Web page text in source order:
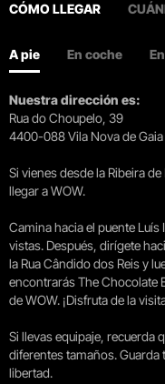
CÓMO LLEGAR
A pie En coche
Nuestra dirección es:
Rua do Choupelo, 39
4400-088 Vila Nova de Gaia
Si vienes desde la Ribeira
llegar a WOW.
Camina hacia el puente
vistas. Después, dirígete
la Rua Cândido dos Reis y
encontrarás The Chocolate
de WOW. ¡Disfruta de la
Si llevas equipaje, recuerda
diferentes tamaños.
libertad.